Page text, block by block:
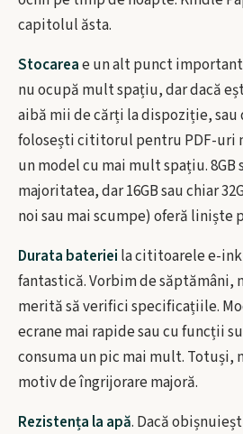
capitolul ăsta.
Stocareae un alt punct
nu ocupă mult spațiu, dar dacă
aibă mii de cărți la dispoziție, sau
folosești cititorul pentru PDF-uri
un model cu mai mult spațiu.
majoritatea, dar 16GB sau chiar
noi sau mai scumpe) oferă liniște
Durata bateriei la cititoarele e-
fantastică. Vorbim de săptămâni,
merită să verifici specificațiile.
ecrane mai rapide sau cu funcții
consuma un pic mai mult. Totuși,
motiv de îngrijorare majoră.
Rezistența la apă. Dacă